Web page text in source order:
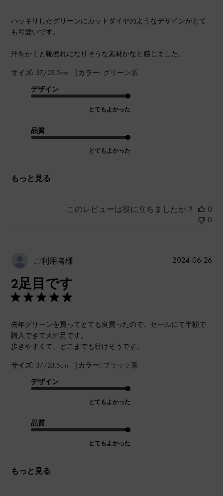
ハッキリしたグリーンにカットダイヤのようなデザインがとて
も可愛いです。
汗をかくと靴擦れになりそうな素材かなと感じました。
サイズ: 37/23.5cm | カラー: グリーン系
デザイン
とてもよかった
品質
とてもよかった
もっと見る
このレビューは役に立ちましたか？
0
0
ご利用者様
2足目です
去年グリーンを買ってとても良買ったので、セールにて半額で
購入できて大満足です。
歩きやすくて、どこまでも行けそうです。
サイズ: 37/23.5cm | カラー: ブラック系
デザイン
とてもよかった
品質
とてもよかった
もっと見る
公
2024-06-26